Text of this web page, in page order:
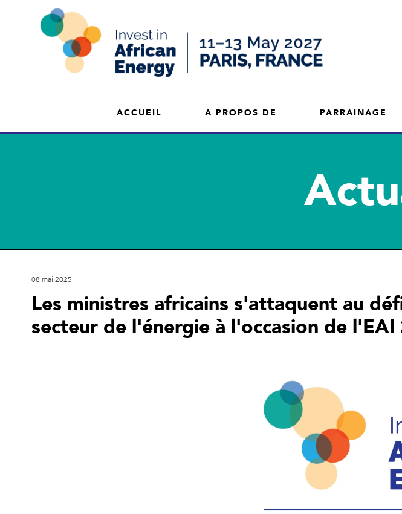
ACCUEIL A PROPOS DE PARRAINAGE
08 mai 2025
Les ministres africains s'attaquent au
secteur de l'énergie à l'occasion de l'EAI